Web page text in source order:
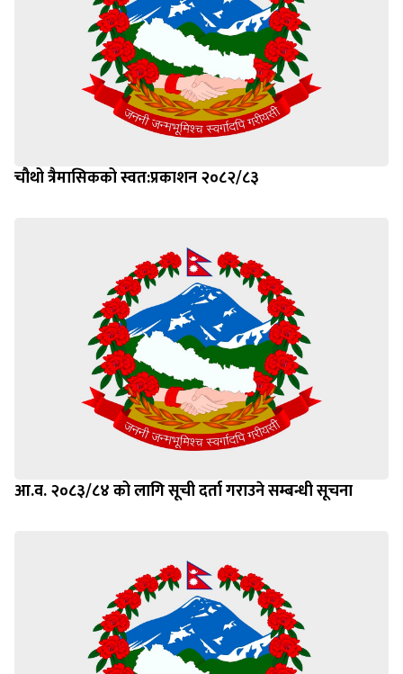
चौथो त्रैमासिकको स्वत:प्रकाशन २०८२/८३
आ.व. २०८३/८४ को लागि सूची दर्ता गराउने सम्बन्धी सूचना